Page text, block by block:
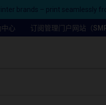
brands – print seamlessly
心 订阅管理门户网站（SMP